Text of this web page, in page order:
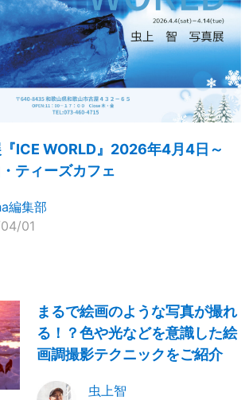
ICE WORLD』2026年4月4日～
ティーズカフェ
編集部
01
まるで絵画のような写真が撮れ
る！？色や光などを意識した絵
画調撮影テクニックをご紹介
虫上智